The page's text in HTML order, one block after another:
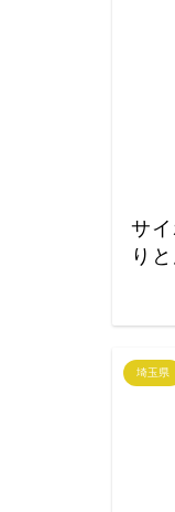
サ
り
埼玉県